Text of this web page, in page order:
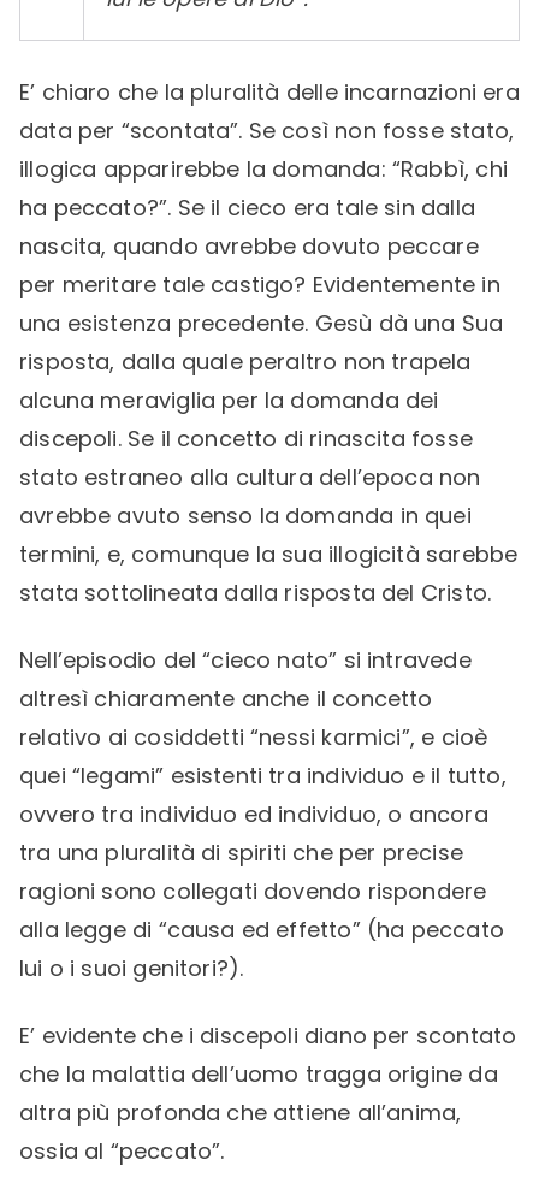
E’ chiaro che la pluralità delle incarnazioni era
data per “scontata”. Se così non fosse stato,
illogica apparirebbe la domanda: “Rabbì, chi
ha peccato?”. Se il cieco era tale sin dalla
nascita, quando avrebbe dovuto peccare
per meritare tale castigo? Evidentemente in
una esistenza precedente. Gesù dà una Sua
risposta, dalla quale peraltro non trapela
alcuna meraviglia per la domanda dei
discepoli. Se il concetto di rinascita fosse
stato estraneo alla cultura dell’epoca non
avrebbe avuto senso la domanda in quei
termini, e, comunque la sua illogicità sarebbe
stata sottolineata dalla risposta del Cristo.
Nell’episodio del “cieco nato” si intravede
altresì chiaramente anche il concetto
relativo ai cosiddetti “nessi karmici”, e cioè
quei “legami” esistenti tra individuo e il tutto,
ovvero tra individuo ed individuo, o ancora
tra una pluralità di spiriti che per precise
ragioni sono collegati dovendo rispondere
alla legge di “causa ed effetto” (ha peccato
lui o i suoi genitori?).
E’ evidente che i discepoli diano per scontato
che la malattia dell’uomo tragga origine da
altra più profonda che attiene all’anima,
ossia al “peccato”.